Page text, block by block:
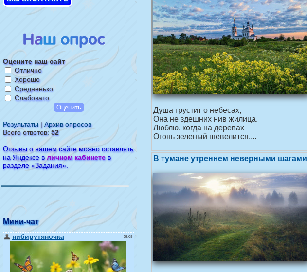
Оцените наш сайт
Отлично
Хорошо
Средненько
Слабовато
Результаты| Архив опросов
Всего ответов: 52
Отзывы о нашем сайте можно оставлять
на Яндексе вличном кабинетев
разделе «Задания».
Мини-чат
Душа грустит о небесах,
Она не здешних нив жилица.
Люблю, когда на деревах
Огонь зеленый шевелится....
В тумане утреннем неверными шагами